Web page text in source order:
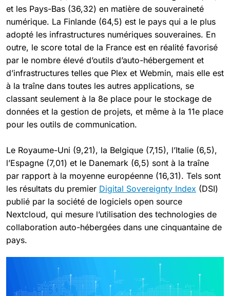
et les Pays-Bas (36,32) en matière de souveraineté
numérique. La Finlande (64,5) est le pays qui a le plus
adopté les infrastructures numériques souveraines. En
outre, le score total de la France est en réalité favorisé
par le nombre élevé d’outils d’auto-hébergement et
d’infrastructures telles que Plex et Webmin, mais elle est
à la traîne dans toutes les autres applications, se
classant seulement à la 8e place pour le stockage de
données et la gestion de projets, et même à la 11e place
pour les outils de communication.
Le Royaume-Uni (9,21), la Belgique (7,15), l’Italie (6,5),
l’Espagne (7,01) et le Danemark (6,5) sont à la traîne
par rapport à la moyenne européenne (16,31). Tels sont
les résultats du premier Digital Sovereignty Index (DSI)
publié par la société de logiciels open source
Nextcloud, qui mesure l’utilisation des technologies de
collaboration auto-hébergées dans une cinquantaine de
pays.